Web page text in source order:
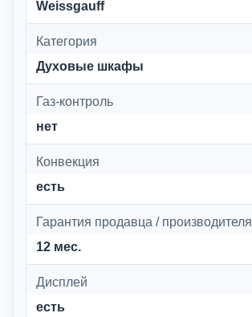
Weissgauff
Категория
Духовые шкафы
Газ-контроль
нет
Конвекция
есть
Гарантия продавца / производителя
12 мес.
Дисплей
есть